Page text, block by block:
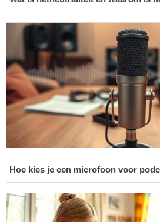
Hoe kies je een microfoon voor